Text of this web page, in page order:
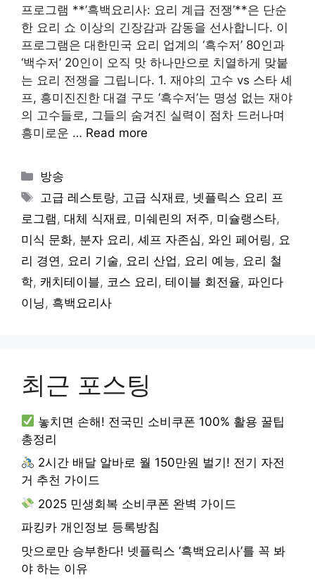
프로그램 **’흑백요리사: 요리 계급 전쟁’**은 단순
한 요리 쇼 이상의 긴장감과 감동을 선사합니다. 이
프로그램은 대한민국 요리 업계의 ‘흑수저’ 80인과
‘백수저’ 20인이 오직 맛 하나만으로 치열하게 맞붙
는 요리 전쟁을 그립니다. 1. 재야의 고수 vs 스타 셰
프, 흥미진진한 대결 구도 ‘흑수저’는 명성 없는 재야
의 고수들로, 그들의 숨겨진 실력이 점차 드러나며
흥미로운 … Read more
Categories
방송
Tags
고급 레스토랑, 고급 식재료 , 넷플릭스 요리 프
로그램 , 대체 식재료 , 미쉐린의 저주, 미슐랭스타,
미식 문화, 분자 요리 , 셰프 자존심 , 와인 페어링 , 요
리 경연 , 요리 기술, 요리 산업 , 요리 예능, 요리 철
학, 캐치테이블, 코스 요리 , 테이블 회전율, 파인다
이닝 , 흑백요리사
최근 포스팅
놓치면 손해! 전국민 소비쿠폰 100% 활용 꿀팁
총정리
2시간 배달 알바로 월 150만원 벌기! 전기 자전
거 추천 가이드
2025 민생회복 소비쿠폰 완벽 가이드
파킹카 개인정보 등록방침
맛으로만 승부한다! 넷플릭스 ‘흑백요리사’를 꼭 봐
야 하는 이유